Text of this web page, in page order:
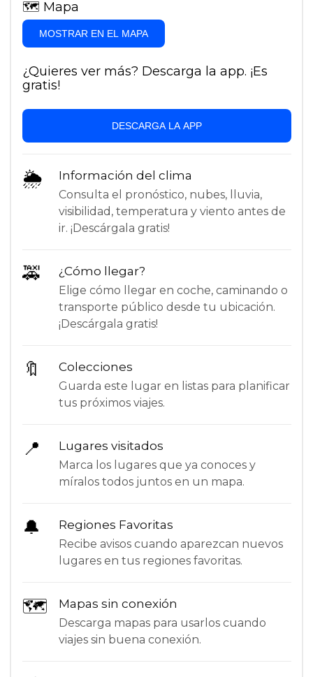
🗺 Mapa
MOSTRAR EN EL MAPA
¿Quieres ver más? Descarga la app. ¡Es
gratis!
DESCARGA LA APP
🌦 Información del clima
Consulta el pronóstico, nubes, lluvia,
visibilidad, temperatura y viento antes de
ir. ¡Descárgala gratis!
🚕 ¿Cómo llegar?
Elige cómo llegar en coche, caminando o
transporte público desde tu ubicación.
¡Descárgala gratis!
🔖 Colecciones
Guarda este lugar en listas para planificar
tus próximos viajes.
📍 Lugares visitados
Marca los lugares que ya conoces y
míralos todos juntos en un mapa.
🔔 Regiones Favoritas
Recibe avisos cuando aparezcan nuevos
lugares en tus regiones favoritas.
🗺 Mapas sin conexión
Descarga mapas para usarlos cuando
viajes sin buena conexión.